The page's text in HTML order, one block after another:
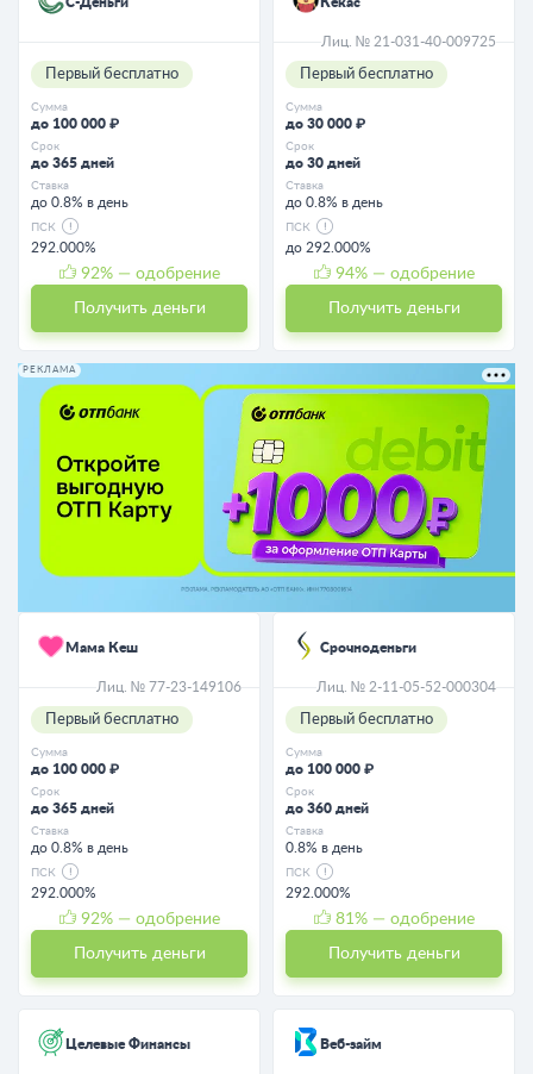
Первый бесплатно
Сумма
до 100 000 ₽
Срок
до 365 дней
Ставка
до 0.8% в день
ПСК
292.000%
92% — одобрение
Получить деньги
Лиц. № 21-031-40-009725
Первый бесплатно
Сумма
до 30 000 ₽
Срок
до 30 дней
Ставка
до 0.8% в день
ПСК
до 292.000%
94% — одобрение
Получить деньги
РЕКЛАМА
Мама Кеш
Лиц. № 77-23-149106
Первый бесплатно
Сумма
до 100 000 ₽
Срок
до 365 дней
Ставка
до 0.8% в день
ПСК
292.000%
92% — одобрение
Получить деньги
Срочноденьги
Лиц. № 2-11-05-52-000304
Первый бесплатно
Сумма
до 100 000 ₽
Срок
до 360 дней
Ставка
0.8% в день
ПСК
292.000%
81 % — одобрение
Получить деньги
Целевые Финансы Веб-займ